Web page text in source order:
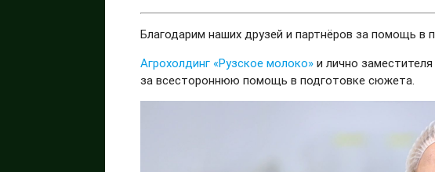
Благодарим наших друзей и партнёров за помощь в
Агрохолдинг «Рузское молоко» и лично
за всестороннюю помощь в подготовке сюжета.